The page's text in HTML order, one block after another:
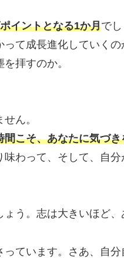
イントとなる1か月でし
て成長進化していくの
拝すのか。
ん。
間こそ、あなたに気づ
わって、そして、自分
ょう。志は大きいほど、
ています。さあ、自分